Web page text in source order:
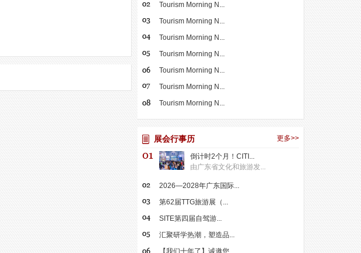
Tourism Morning N...
Tourism Morning N...
Tourism Morning N...
Tourism Morning N...
Tourism Morning N...
Tourism Morning N...
Tourism Morning N...
更多>>
展会行事历
倒计时2个月！CITI...
由广东省文化和旅游发...
2026—2028年广东国际...
第62届TTG旅游展（...
SITE第四届自驾游...
汇聚研学热潮，塑造品...
【我们十年了】诚邀您...